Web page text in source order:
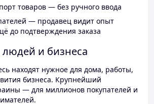
товаров — без ручного ввода
— продавец видит опыт
до подтверждения заказа
и бизнеса
находят нужное для дома, работы,
бизнеса. Крупнейший
— для миллионов покупателей и